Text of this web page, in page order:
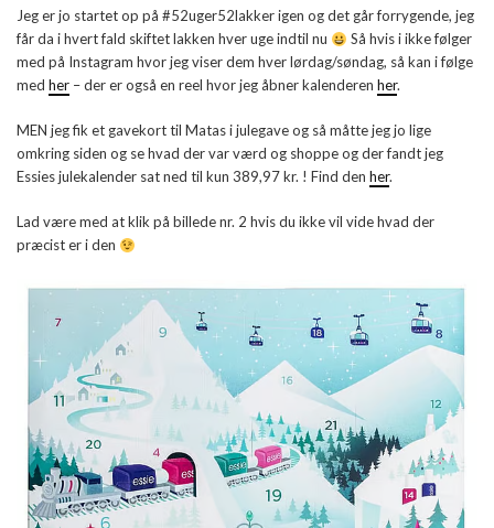
Jeg er jo startet op på #52uger52lakker igen og det går forrygende, jeg
får da i hvert fald skiftet lakken hver uge indtil nu
Så hvis i ikke følger
med på Instagram hvor jeg viser dem hver lørdag/søndag, så kan i følge
med her – der er også en reel hvor jeg åbner kalenderen her.
MEN jeg fik et gavekort til Matas i julegave og så måtte jeg jo lige
omkring siden og se hvad der var værd og shoppe og der fandt jeg
Essies julekalender sat ned til kun 389,97 kr. ! Find den her.
Lad være med at klik på billede nr. 2 hvis du ikke vil vide hvad der
præcist er i den